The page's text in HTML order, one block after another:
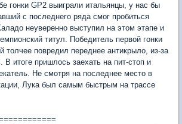
гонки GP2 выиграли итальянцы, у нас бы
с последнего ряда смог пробиться
неуверенно выступил на этом этапе и
титул. Победитель первой гонки
толчее повредил переднее антикрыло, из-за
В итоге пришлось заехать на пит-стоп и
Не смотря на последнее место в
Лука был самым быстрым на трассе